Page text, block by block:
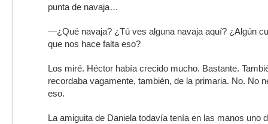
punta de navaja…
—¿Qué navaja? ¿Tú ves alguna navaja aquí? ¿Algún
que nos hace falta eso?
Los miré. Héctor había crecido mucho. Bastante.
recordaba vagamente, también, de la primaria. No. No
eso.
La amiguita de Daniela todavía tenía en las manos uno